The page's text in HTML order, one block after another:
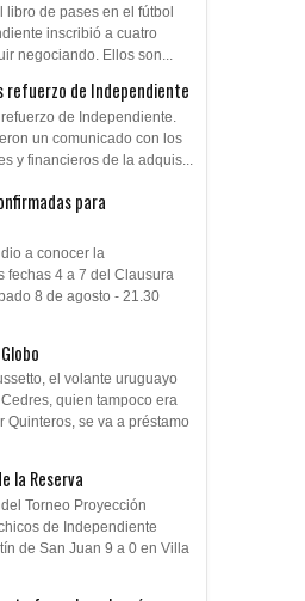
libro de pases en el fútbol
inscribió a cuatro
negociando. Ellos son...
refuerzo de Independiente
de Independiente.
un comunicado con los
y financieros de la adquis...
para
a conocer la
fechas 4 a 7 del Clausura
8 de agosto - 21.30
el volante uruguayo
quien tampoco era
Quinteros, se va a préstamo
la Reserva
Torneo Proyección
de Independiente
de San Juan 9 a 0 en Villa